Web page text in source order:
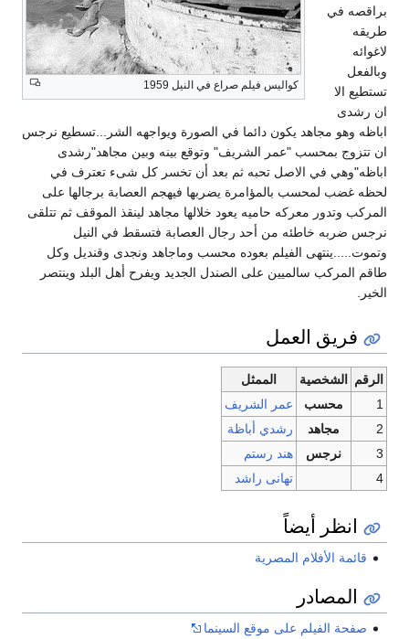
كواليس فيلم صراع في النيل 1959
براقصه في
طريقه
لاغوائه
وبالفعل
تستطيع الا
ان رشدى
اباظه وهو مجاهد يكون دائما في الصورة ويواجهه الشر...تسطيع نرجس
ان تتزوج بمحسب "عمر الشريف" وتوقع بينه وبين مجاهد"رشدى
اباظه"وهي في الاصل تحبه ثم بعد أن تخسر كل شىء تعترف في
لحظه غضب لمحسب بالمؤامرة يضربها فيهجم العصابة برجالها على
المركب وتدور معركه حاميه يعود خلالها مجاهد لينقذ الموقف ثم تتلقى
نرجس ضربه خاطئه من أحد رجال العصابة فتسقط في النيل
وتموت.....ينتهى الفيلم بعوده محسب وماجاهد ونجدى وقنديل وكل
طاقم المركب سالميين على الصندل الجديد ويفرح أهل البلد وينتصر
الخير.
فريق العمل
الرقم الشخصية
الممثل
1
محسب
عمر الشريف
2
مجاهد
رشدي أباظة
3
نرجس
هند رستم
4
تهانى راشد
انظر أيضاً
قائمة الأفلام المصرية
المصادر
صفحة الفيلم على موقع السينما